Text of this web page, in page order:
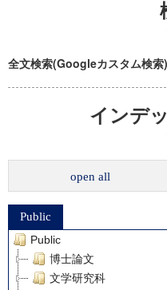
全文検索(Googleカスタム検索)
インデ
open all
Public
Public
博士論文
文学研究科